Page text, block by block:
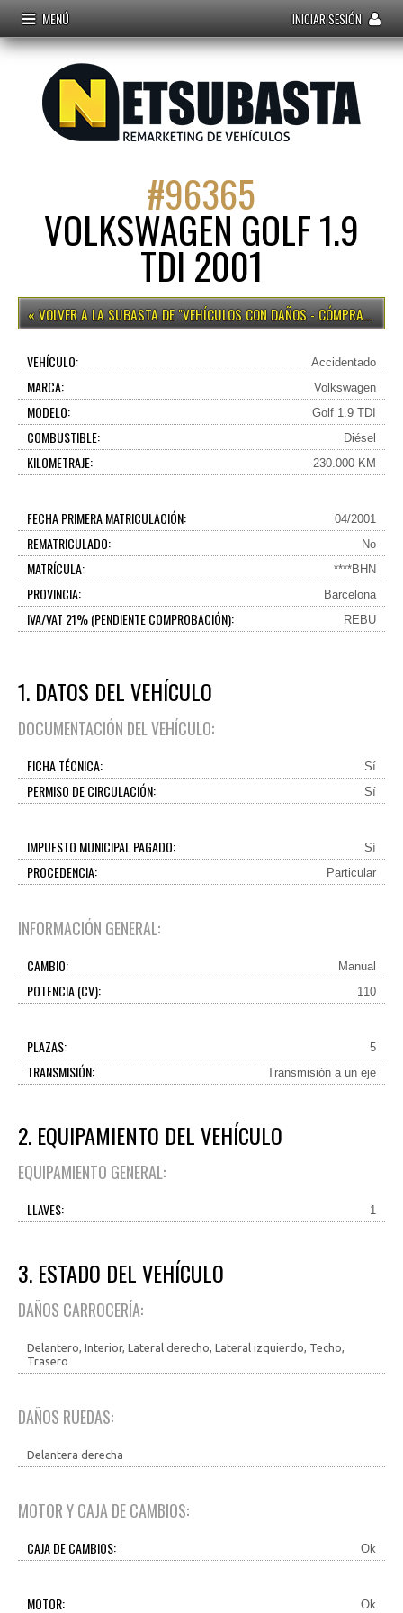
MENÚ INICIAR SESIÓN
#96365
VOLKSWAGEN GOLF 1.9
TDI 2001
VEHÍCULOS CON DAÑOS - CÓMPRALO YA
VEHÍCULO: Accidentado
MARCA: Volkswagen
MODELO: Golf 1.9 TDI
COMBUSTIBLE: Diésel
KILOMETRAJE: 230.000 KM
FECHA PRIMERA MATRICULACIÓN: 04/2001
REMATRICULADO: No
MATRÍCULA: ****BHN
PROVINCIA: Barcelona
IVA/VAT 21% (PENDIENTE COMPROBACIÓN): REBU
1. DATOS DEL VEHÍCULO
DOCUMENTACIÓN DEL VEHÍCULO:
FICHA TÉCNICA: Sí
PERMISO DE CIRCULACIÓN: Sí
IMPUESTO MUNICIPAL PAGADO: Sí
PROCEDENCIA: Particular
INFORMACIÓN GENERAL:
CAMBIO: Manual
POTENCIA (CV): 110
PLAZAS: 5
TRANSMISIÓN: Transmisión a un eje
2. EQUIPAMIENTO DEL VEHÍCULO
EQUIPAMIENTO GENERAL:
LLAVES: 1
3. ESTADO DEL VEHÍCULO
DAÑOS CARROCERÍA:
Delantero, Interior, Lateral derecho, Lateral izquierdo, Techo,
Trasero
DAÑOS RUEDAS:
Delantera derecha
MOTOR Y CAJA DE CAMBIOS:
CAJA DE CAMBIOS: Ok
MOTOR: Ok